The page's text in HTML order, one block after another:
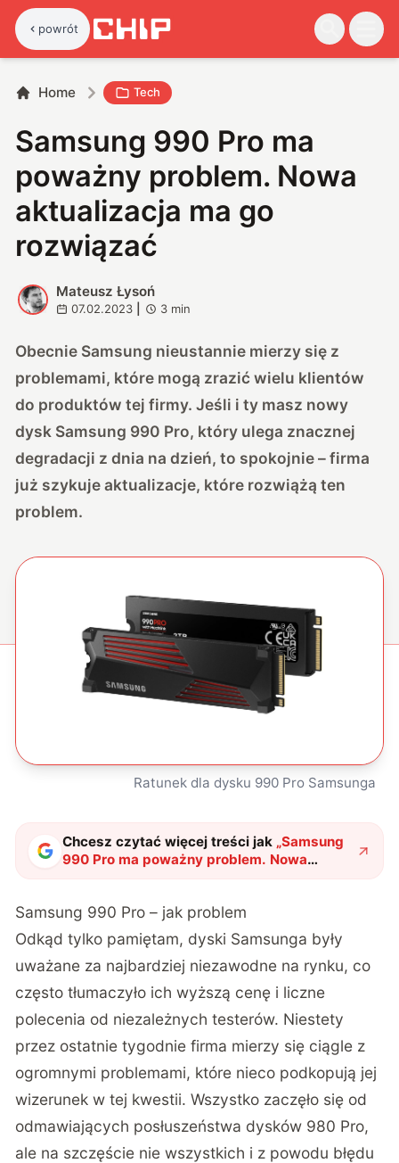
powrót
Home Tech
Samsung 990 Pro ma
poważny problem. Nowa
aktualizacja ma go
rozwiązać
M
Mateusz Łysoń
07.02.2023 3 min
Obecnie Samsung nieustannie mierzy się z
problemami, które mogą zrazić wielu klientów
do produktów tej firmy. Jeśli i ty masz nowy
dysk Samsung 990 Pro, który ulega znacznej
degradacji z dnia na dzień, to spokojnie – firma
już szykuje aktualizacje, które rozwiążą ten
problem.
Ratunek dla dysku 990 Pro Samsunga
Chcesz czytać więcej treści jak „Samsung
990 Pro ma poważny problem. Nowa
aktualizacja ma go rozwiązać"?
Samsung 990 Pro – jak problem
Odkąd tylko pamiętam, dyski Samsunga były
uważane za najbardziej niezawodne na rynku, co
często tłumaczyło ich wyższą cenę i liczne
polecenia od niezależnych testerów. Niestety
przez ostatnie tygodnie firma mierzy się ciągle z
ogromnymi problemami, które nieco podkopują jej
wizerunek w tej kwestii. Wszystko zaczęło się od
odmawiających posłuszeństwa dysków 980 Pro,
ale na szczęście nie wszystkich i z powodu błędu